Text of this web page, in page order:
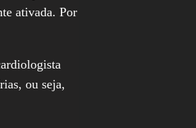
ativada. Por
ou seja,